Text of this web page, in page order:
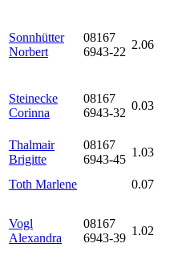
Sonnhütter
Norbert
08167
6943-22
2.06
Steinecke
Corinna
08167
6943-32
0.03
Thalmair
Brigitte
08167
6943-45
1.03
Toth Marlene
0.07
Vogl
Alexandra
08167
6943-39
1.02